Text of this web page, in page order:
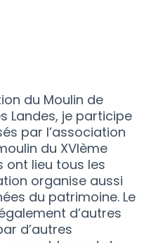
du Moulin de
Landes, je participe
par l’association
du XVIème
ont lieu tous les
organise aussi
du patrimoine. Le
d’autres
d’autres